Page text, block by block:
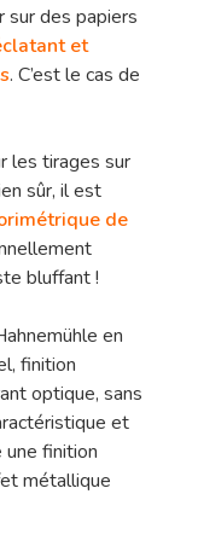
sur des papiers
et
. C’est le cas de
les tirages sur
sûr, il est
de
bluffant !
en
finition
optique, sans
et
finition
métallique